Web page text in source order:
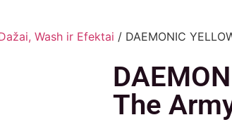
Wash ir Efektai / DAEMONIC
The